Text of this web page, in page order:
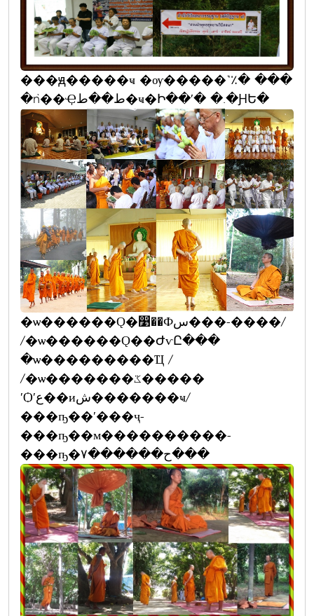
���ԭ�����ҹ �ѹ�����˺٪� ���
�ǹ��Ҿط��ط�ҹ�Ի��ʹ� �.�ԨԵ�
�ѡ������Ǫ�෹��Фس���-����/
/�ѡ������Ǫ��ԺѵԸ���
�ѡ���������Ҵ /
/�ѡ�������ػ�����
ʹѺʹع��иش�������ҹ/
���ҧ��ʹ���ҷ-
���ҧ��м����������-
���ҧ�ح������٧���